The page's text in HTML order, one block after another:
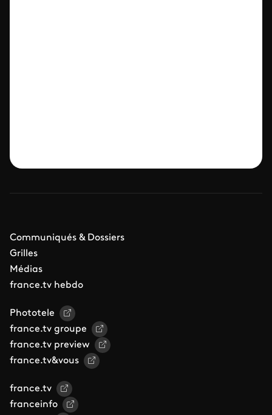
Communiqués & Dossiers
Grilles
Médias
france.tv hebdo
Phototele
france.tv groupe
france.tv preview
france.tv&vous
france.tv
franceinfo